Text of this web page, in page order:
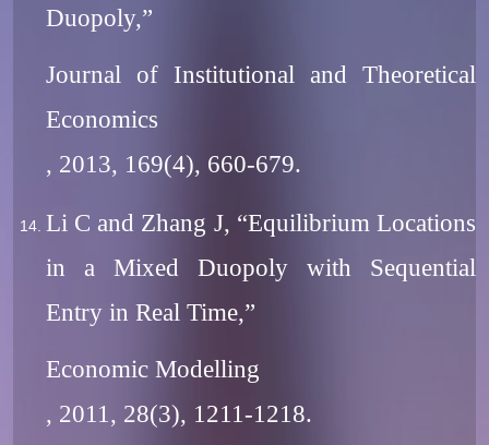
Duopoly,”
Journal of Institutional and Theoretical
Economics
, 2013, 169(4), 660-679.
Li C and Zhang J, “Equilibrium Locations
in a Mixed Duopoly with Sequential
Entry in Real Time,”
Economic Modelling
, 2011, 28(3), 1211-1218.